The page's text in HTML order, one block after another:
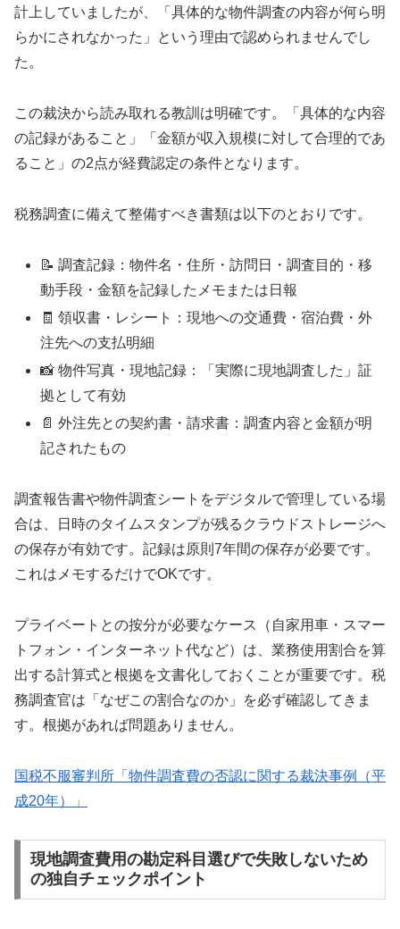
計上していましたが、「具体的な物件調査の内容が何ら明
らかにされなかった」という理由で認められませんでし
た。
この裁決から読み取れる教訓は明確です。「具体的な内容
の記録があること」「金額が収入規模に対して合理的であ
ること」の2点が経費認定の条件となります。
税務調査に備えて整備すべき書類は以下のとおりです。
📝 調査記録：物件名・住所・訪問日・調査目的・移
動手段・金額を記録したメモまたは日報
🧾 領収書・レシート：現地への交通費・宿泊費・外
注先への支払明細
📸 物件写真・現地記録：「実際に現地調査した」証
拠として有効
📄 外注先との契約書・請求書：調査内容と金額が明
記されたもの
調査報告書や物件調査シートをデジタルで管理している場
合は、日時のタイムスタンプが残るクラウドストレージへ
の保存が有効です。記録は原則7年間の保存が必要です。
これはメモするだけでOKです。
プライベートとの按分が必要なケース（自家用車・スマー
トフォン・インターネット代など）は、業務使用割合を算
出する計算式と根拠を文書化しておくことが重要です。税
務調査官は「なぜこの割合なのか」を必ず確認してきま
す。根拠があれば問題ありません。
国税不服審判所「物件調査費の否認に関する裁決事例（平
成20年）」
現地調査費用の勘定科目選びで失敗しないため
の独自チェックポイント